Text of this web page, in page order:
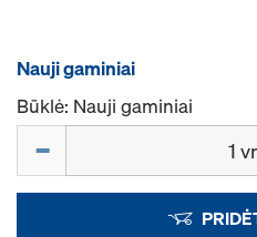
Nauji gaminiai
Būklė: Nauji gaminiai